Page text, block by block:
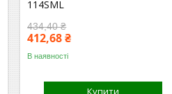
114SML
434,40 ₴
412,68 ₴
В наявності
Купити